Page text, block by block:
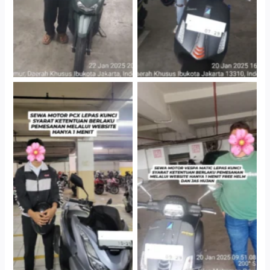
Hotel Kartika Chandra,
Jakarta Selatan
Cityplaza Jatinegara
Gedung Parkir P6A